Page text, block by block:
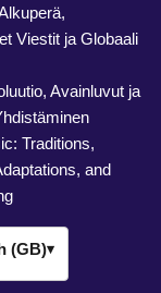
Viestit ja Globaali
Avainluvut ja
Traditions,
and
(GB)▾